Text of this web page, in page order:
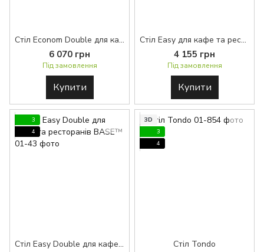
Стіл Econom Double для кафе і ресторанів BASE™
6 070 грн
Під замовлення
Купити
Стіл Easy для кафе та ресторанів BASE™
4 155 грн
Під замовлення
Купити
3
4
Стіл Easy Double для кафе та ресторанів BASE™
3D
3
4
Стіл Tondo